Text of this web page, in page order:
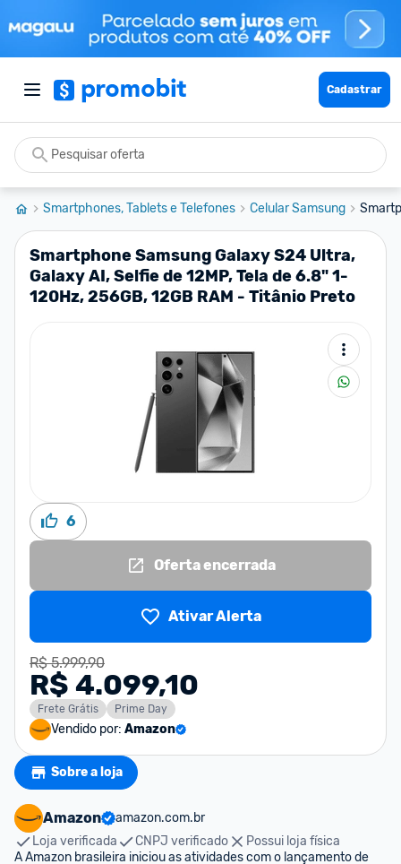
Cadastrar
Smartphones, Tablets e Telefones Celular Samsung
Smartphone Samsung Galaxy S24 Ultra,
Galaxy AI, Selfie de 12MP, Tela de 6.8" 1-
120Hz, 256GB, 12GB RAM - Titânio Preto
6
Oferta encerrada
Ativar Alerta
R$ 5.999,90
R$ 4.099,10
Frete Grátis Prime Day
Vendido por: Amazon
Sobre a loja
Amazon
amazon.com.br
Loja verificada
CNPJ verificado
Possui loja física
A Amazon brasileira iniciou as atividades com o lançamento de